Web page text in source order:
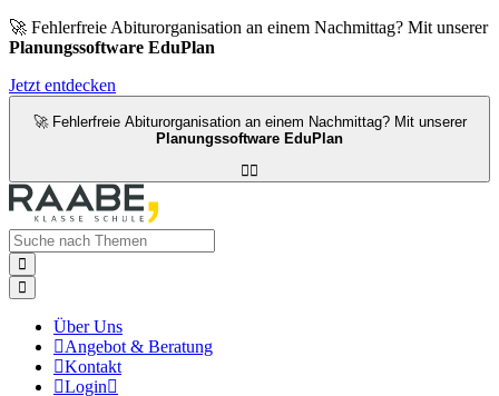
🚀 Fehlerfreie Abiturorganisation an einem Nachmittag? Mit unserer
Planungssoftware EduPlan
Jetzt entdecken
🚀 Fehlerfreie Abiturorganisation an einem Nachmittag? Mit unserer
Planungssoftware EduPlan



Über Uns
Angebot & Beratung
Kontakt
Login